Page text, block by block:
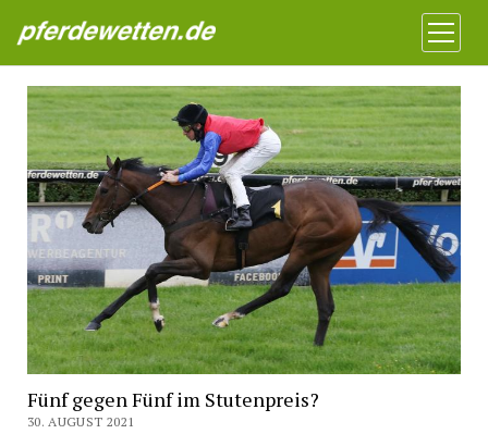
Pferdewetten News
Menü
öffnen
Fünf gegen Fünf im Stutenpreis?
30. AUGUST 2021